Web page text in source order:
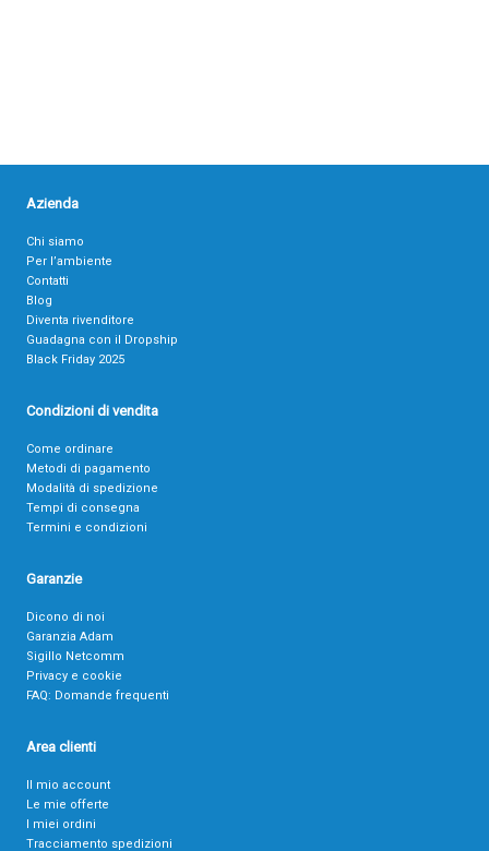
Azienda
Chi siamo
Per l’ambiente
Contatti
Blog
Diventa rivenditore
Guadagna con il Dropship
Black Friday 2025
Condizioni di vendita
Come ordinare
Metodi di pagamento
Modalità di spedizione
Tempi di consegna
Termini e condizioni
Garanzie
Dicono di noi
Garanzia Adam
Sigillo Netcomm
Privacy e cookie
FAQ: Domande frequenti
Area clienti
Il mio account
Le mie offerte
I miei ordini
Tracciamento spedizioni